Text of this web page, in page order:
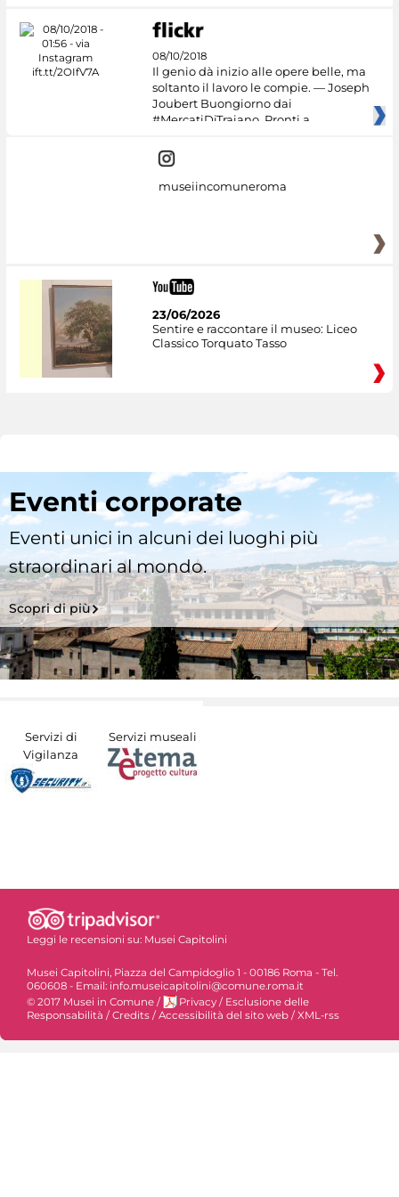
08/10/2018
Il genio dà inizio alle opere belle, ma
soltanto il lavoro le compie. — Joseph
Joubert Buongiorno dai
#MercatiDiTraiano. Pronti a
museiincomuneroma
23/06/2026
Sentire e raccontare il museo: Liceo
Classico Torquato Tasso
Eventi corporate
Eventi unici in alcuni dei luoghi più
straordinari al mondo.
Scopri di più
Servizi di
Vigilanza
Servizi museali
Leggi le recensioni su: Musei Capitolini
Musei Capitolini, Piazza del Campidoglio 1 - 00186 Roma - Tel.
060608 - Email: info.museicapitolini@comune.roma.it
© 2017 Musei in Comune / Privacy / Esclusione delle
Responsabilità / Credits / Accessibilità del sito web / XML-rss